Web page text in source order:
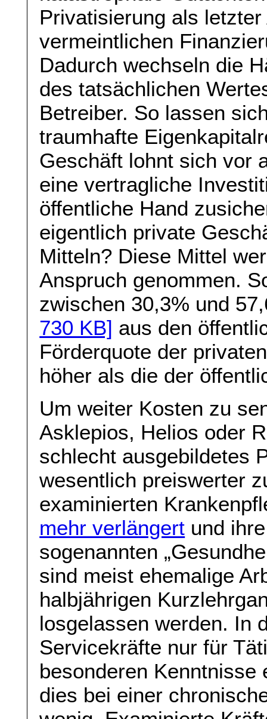
Privatisierung als
vermeintlichen
Dadurch wechseln die
des tatsächlichen
Betreiber. So lassen
traumhafte
Geschäft lohnt sich vor
eine vertragliche
öffentliche Hand
eigentlich private
Mitteln? Diese Mittel
Anspruch genommen.
zwischen 30,3% und
730 KB] aus den
Förderquote der
höher als die der
Um weiter Kosten zu
Asklepios, Helios oder
schlecht ausgebildetes
wesentlich preiswerter
examinierten
mehr verlängert und
sogenannten
sind meist ehemalige
halbjährigen
losgelassen werden. In
Servicekräfte nur für
besonderen
dies bei einer